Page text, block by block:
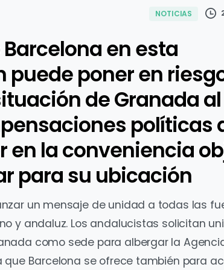
NOTICIAS
en esta
poner en
de Granada
políticas
en la conveniencia
para su ubicación
un mensaje de unidad a todas las
y andaluz. Los andalucistas solicitan
como sede para albergar la
que Barcelona se ofrece también para